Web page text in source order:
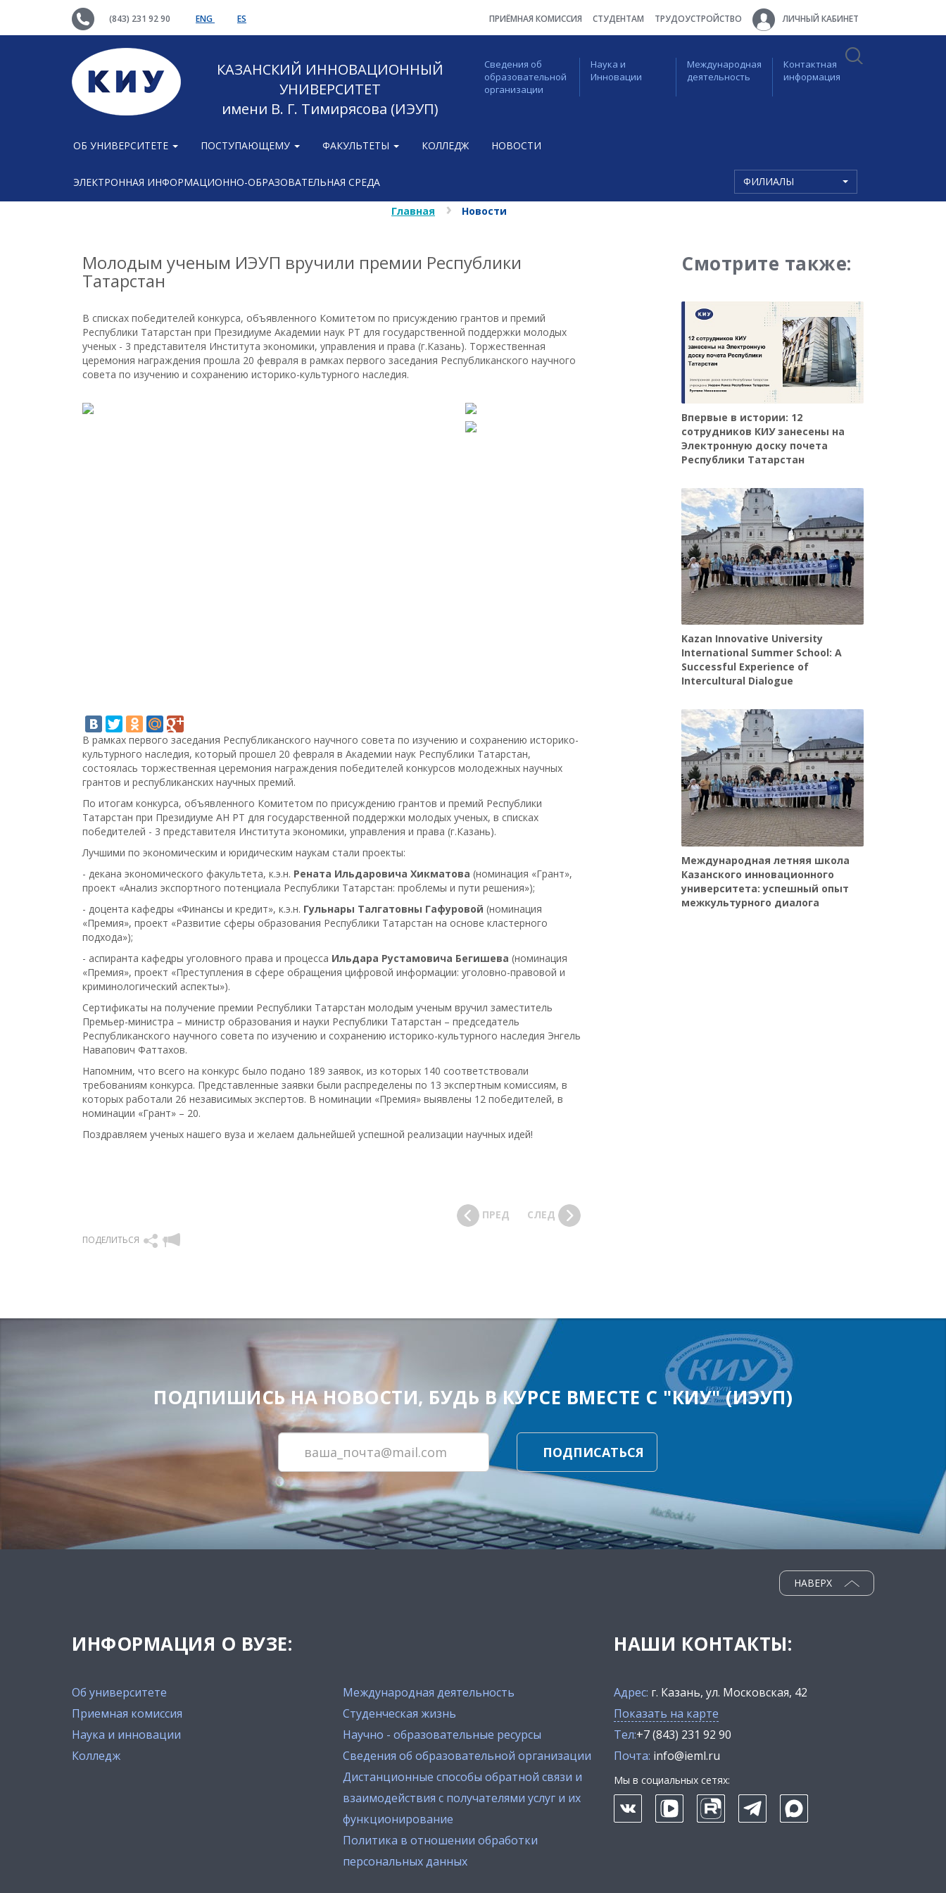
(843) 231 92 90 ENG ES ПРИЁМНАЯ КОМИССИЯ СТУДЕНТАМ ТРУДОУСТРОЙСТВО ЛИЧНЫЙ КАБИНЕТ
КАЗАНСКИЙ ИННОВАЦИОННЫЙ
УНИВЕРСИТЕТ
имени В. Г. Тимирясова (ИЭУП)
Сведения об
образовательной
организации
Наука и
Инновации
Международная
деятельность
Контактная
информация
ОБ УНИВЕРСИТЕТЕ ПОСТУПАЮЩЕМУ ФАКУЛЬТЕТЫ КОЛЛЕДЖ НОВОСТИ
ЭЛЕКТРОННАЯ ИНФОРМАЦИОННО-ОБРАЗОВАТЕЛЬНАЯ СРЕДА ФИЛИАЛЫ
Главная Новости
Молодым ученым ИЭУП вручили премии Республики
Татарстан
В списках победителей конкурса, объявленного Комитетом по присуждению грантов и премий
Республики Татарстан при Президиуме Академии наук РТ для государственной поддержки молодых
ученых - 3 представителя Института экономики, управления и права (г.Казань). Торжественная
церемония награждения прошла 20 февраля в рамках первого заседания Республиканского научного
совета по изучению и сохранению историко-культурного наследия.
В рамках первого заседания Республиканского научного совета по изучению и сохранению историко-
культурного наследия, который прошел 20 февраля в Академии наук Республики Татарстан,
состоялась торжественная церемония награждения победителей конкурсов молодежных научных
грантов и республиканских научных премий.
По итогам конкурса, объявленного Комитетом по присуждению грантов и премий Республики
Татарстан при Президиуме АН РТ для государственной поддержки молодых ученых, в списках
победителей - 3 представителя Института экономики, управления и права (г.Казань).
Лучшими по экономическим и юридическим наукам стали проекты:
- декана экономического факультета, к.э.н. Рената Ильдаровича Хикматова (номинация «Грант»,
проект «Анализ экспортного потенциала Республики Татарстан: проблемы и пути решения»);
- доцента кафедры «Финансы и кредит», к.э.н. Гульнары Талгатовны Гафуровой (номинация
«Премия», проект «Развитие сферы образования Республики Татарстан на основе кластерного
подхода»);
- аспиранта кафедры уголовного права и процесса Ильдара Рустамовича Бегишева (номинация
«Премия», проект «Преступления в сфере обращения цифровой информации: уголовно-правовой и
криминологический аспекты»).
Сертификаты на получение премии Республики Татарстан молодым ученым вручил заместитель
Премьер-министра – министр образования и науки Республики Татарстан – председатель
Республиканского научного совета по изучению и сохранению историко-культурного наследия Энгель
Навапович Фаттахов.
Напомним, что всего на конкурс было подано 189 заявок, из которых 140 соответствовали
требованиям конкурса. Представленные заявки были распределены по 13 экспертным комиссиям, в
которых работали 26 независимых экспертов. В номинации «Премия» выявлены 12 победителей, в
номинации «Грант» – 20.
Поздравляем ученых нашего вуза и желаем дальнейшей успешной реализации научных идей!
ПОДЕЛИТЬСЯ
ПРЕД СЛЕД
Смотрите также:
Впервые в истории: 12
сотрудников КИУ занесены на
Электронную доску почета
Республики Татарстан
Kazan Innovative University
International Summer School: A
Successful Experience of
Intercultural Dialogue
Международная летняя школа
Казанского инновационного
университета: успешный опыт
межкультурного диалога
ПОДПИШИСЬ НА НОВОСТИ, БУДЬ В КУРСЕ ВМЕСТЕ С "КИУ" (ИЭУП)
ПОДПИСАТЬСЯ
ИНФОРМАЦИЯ О ВУЗЕ:
Об университете
Приемная комиссия
Наука и инновации
Колледж
Международная деятельность
Студенческая жизнь
Научно - образовательные ресурсы
Сведения об образовательной организации
Дистанционные способы обратной связи и
взаимодействия с получателями услуг и их
функционирование
Политика в отношении обработки
персональных данных
НАВЕРХ
НАШИ КОНТАКТЫ:
Адрес: г. Казань, ул. Московская, 42
Показать на карте
Тел:+7 (843) 231 92 90
Почта: info@ieml.ru
Мы в социальных сетях: